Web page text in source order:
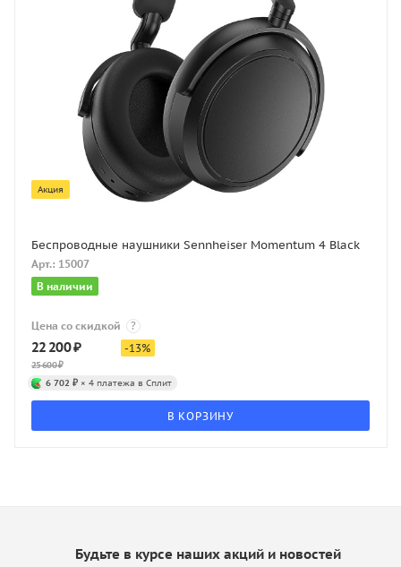
Акция
Беспроводные наушники Sennheiser Momentum 4 Black
Арт.: 15007
В наличии
Цена со скидкой ?
22 200₽
25 600₽
-13%
6 702 ₽ × 4 платежа в Сплит
В КОРЗИНУ
Будьте в курсе наших акций и новостей